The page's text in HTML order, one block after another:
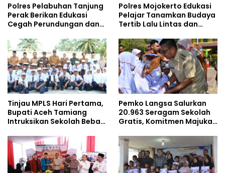
Polres Pelabuhan Tanjung
Perak Berikan Edukasi
Cegah Perundungan dan
kepada Pelajar MPLS
Polres Mojokerto Edukasi
Pelajar Tanamkan Budaya
Tertib Lalu Lintas dan
Tinjau MPLS Hari Pertama,
Bupati Aceh Tamiang
Intruksikan Sekolah Bebas
Pemko Langsa Salurkan
20.963 Seragam Sekolah
Gratis, Komitmen Majukan